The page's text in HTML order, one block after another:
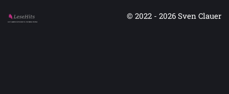
Auf LeseHits.de findest Du die besten Bücher.
© 2022 - 2026 Sven Clauer